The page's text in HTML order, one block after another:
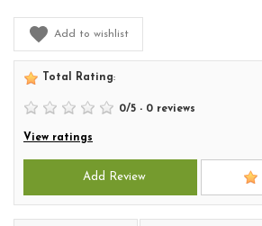
Add to wishlist
Total Rating:
0/5 - 0 reviews
View ratings
Add Review